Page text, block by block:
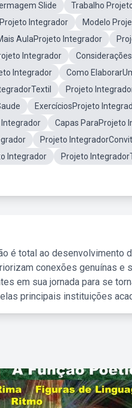
Slide Trabalho
Integrador
Modelo
AulaProjeto Integrador
Integrador
Integrador Como
Projeto
ExercíciosProjeto
Capas ParaProjeto
Projeto
Integrador Projeto
é total ao desenvolvimento
conexões genuínas e
em sua jornada para se
principais instituições